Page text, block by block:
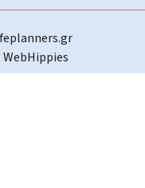
WebHippies